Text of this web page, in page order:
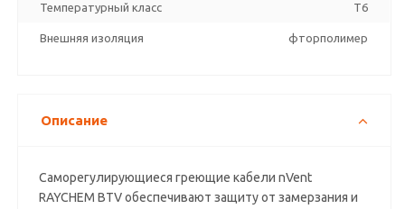
Температурный класс T6
Внешняя изоляция фторполимер
Описание
Саморегулирующиеся греющие кабели nVent
RAYCHEM BTV обеспечивают защиту от замерзания и